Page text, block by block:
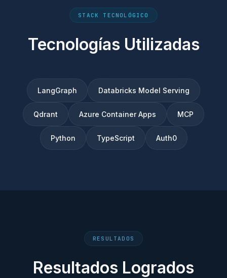
STACK TECNOLÓGICO
Tecnologías Utilizadas
LangGraph Databricks Model Serving
Qdrant Azure Container Apps MCP
Python TypeScript Auth0
RESULTADOS
Resultados Logrados